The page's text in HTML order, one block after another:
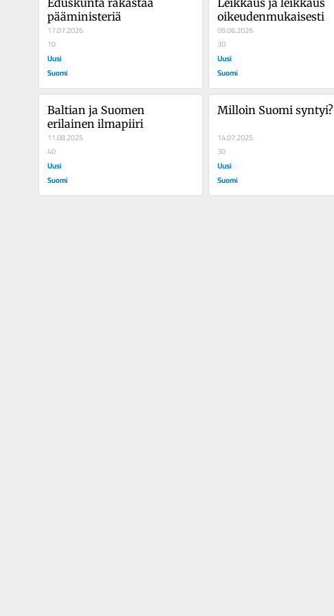
pääministeriä
17.07.2026
10
Uusi
Suomi
oikeudenmukaisesti
09.06.2026
30
Uusi
Suomi
Baltian ja Suomen
erilainen ilmapiiri
11.08.2025
40
Uusi
Suomi
Milloin Suomi syntyi?
14.07.2025
30
Uusi
Suomi